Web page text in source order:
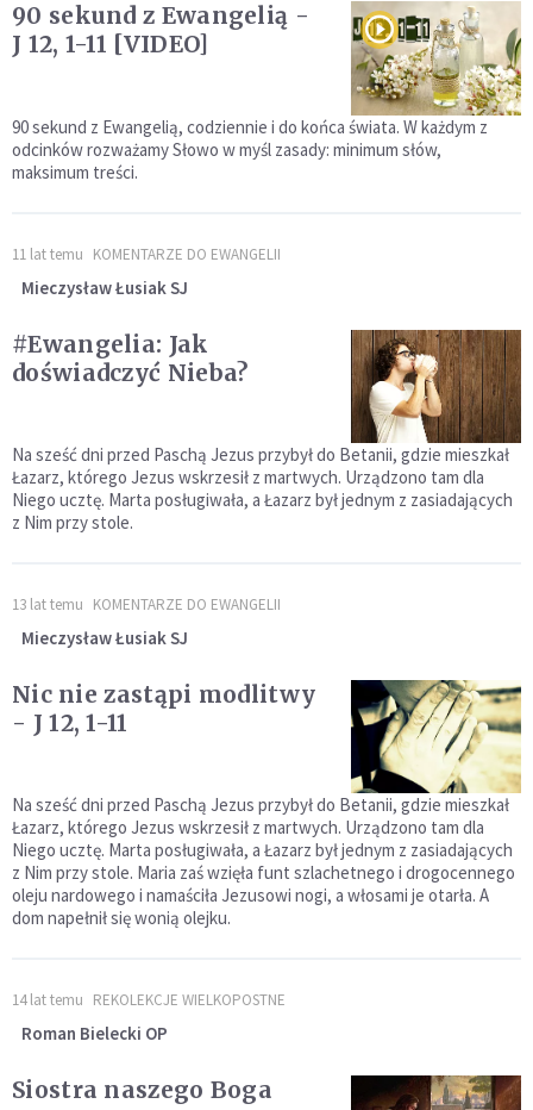
90 sekund z Ewangelią -
J 12, 1-11 [VIDEO]
90 sekund z Ewangelią, codziennie i do końca świata. W każdym z
odcinków rozważamy Słowo w myśl zasady: minimum słów,
maksimum treści.
11 lat temu KOMENTARZE DO EWANGELII
Mieczysław Łusiak SJ
#Ewangelia: Jak
doświadczyć Nieba?
Na sześć dni przed Paschą Jezus przybył do Betanii, gdzie mieszkał
Łazarz, którego Jezus wskrzesił z martwych. Urządzono tam dla
Niego ucztę. Marta posługiwała, a Łazarz był jednym z zasiadających
z Nim przy stole.
13 lat temu KOMENTARZE DO EWANGELII
Mieczysław Łusiak SJ
Nic nie zastąpi modlitwy
- J 12, 1-11
Na sześć dni przed Paschą Jezus przybył do Betanii, gdzie mieszkał
Łazarz, którego Jezus wskrzesił z martwych. Urządzono tam dla
Niego ucztę. Marta posługiwała, a Łazarz był jednym z zasiadających
z Nim przy stole. Maria zaś wzięła funt szlachetnego i drogocennego
oleju nardowego i namaściła Jezusowi nogi, a włosami je otarła. A
dom napełnił się wonią olejku.
14 lat temu REKOLEKCJE WIELKOPOSTNE
Roman Bielecki OP
Siostra naszego Boga